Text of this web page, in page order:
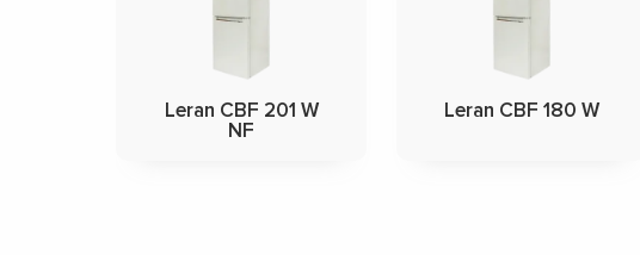
Leran CBF 201 W
NF
Leran CBF 180 W